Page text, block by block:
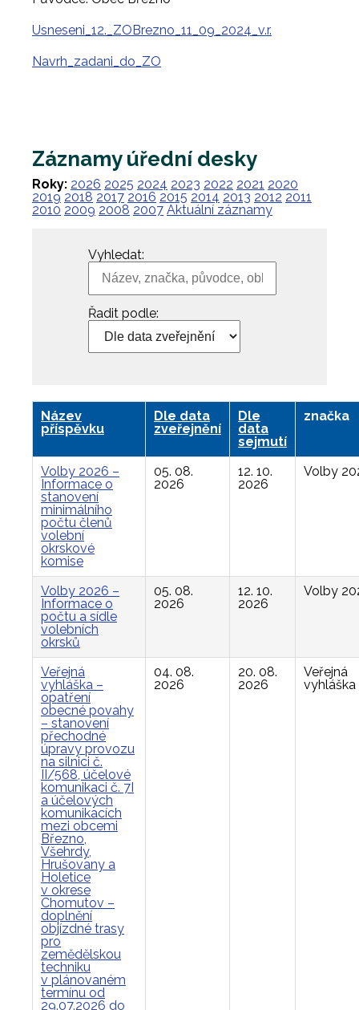
Usneseni_12._ZOBrezno_11_09_2024_v.r.
Navrh_zadani_do_ZO
Záznamy úřední desky
Roky: 2026 2025 2024 2023 2022 2021 2020
2019 2018 2017 2016 2015 2014 2013 2012 2011
2010 2009 2008 2007 Aktuální záznamy
Vyhledat:
Řadit podle:
Název
příspěvku
Dle data
zveřejnění
Dle
data
sejmutí
značka
Volby 2026 –
Informace o
stanovení
minimálního
počtu členů
volební
okrskové
komise
05. 08.
2026
12. 10.
2026
Volby
Volby 2026 –
Informace o
počtu a sídle
volebních
okrsků
05. 08.
2026
12. 10.
2026
Volby
Veřejná
vyhláška –
opatření
obecné povahy
– stanovení
přechodné
úpravy provozu
na silnici č.
II/568, účelové
komunikaci č. 7I
a účelových
komunikacích
mezi obcemi
Březno,
Všehrdy,
Hrušovany a
Holetice
v okrese
Chomutov –
doplnění
objízdné trasy
pro
zemědělskou
techniku
v plánovaném
termínu od
29.07.2026 do
04. 08.
2026
20. 08.
2026
Veřejná
vyhláška